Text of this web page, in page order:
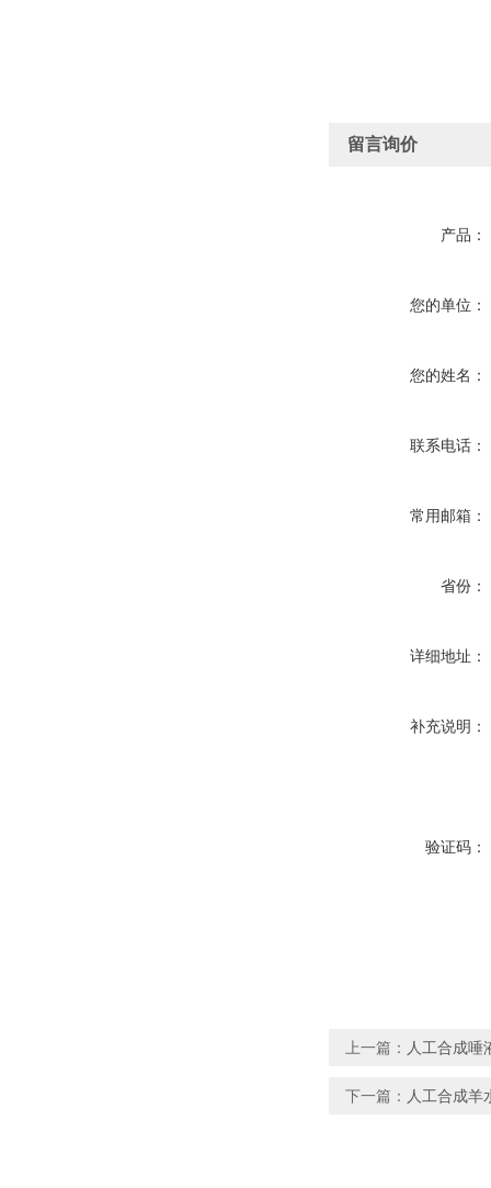
留言询价
产品：
您的单位：
您的姓名：
联系电话：
常用邮箱：
省份：
详细地址：
补充说明：
验证码：
上一篇： 人工合成唾
下一篇： 人工合成羊